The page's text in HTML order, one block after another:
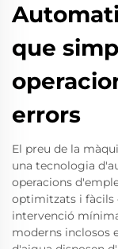
que
errors
El preu de la
una tecnologia
operacions
optimitzats i fàcils
intervenció
moderns inclosos